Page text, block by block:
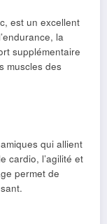
est un excellent
la
supplémentaire
muscles des
qui allient
cardio, l’agilité et
permet de